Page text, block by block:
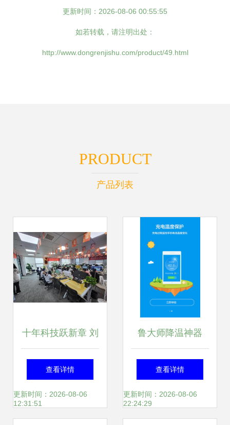
更新时间：2026-08-06 00:55:55
如若转载，请注明出处：
http://www.dongrenjishu.com/product/49.html
PRODUCT
产品列表
十年科技跃新章 刘
子豪领航网络与信
息安全软件开发新
查看详情
更新时间：2026-08-06
12:31:51
鲁大师降温神器
app免费下载 鲁大
师降温神器安卓最
查看详情
更新时间：2026-08-06
22:24:29